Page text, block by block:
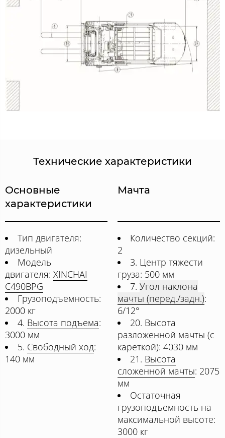
Технические характеристики
Основные
характеристики
Тип двигателя:
дизельный
Модель
двигателя: XINCHAI
C490BPG
Грузоподъемность:
2000 кг
4. Высота подъема:
3000 мм
5. Свободный ход:
140 мм
Мачта
Количество секций:
2
3. Центр тяжести
груза: 500 мм
7. Угол наклона
мачты (перед./задн.):
6/12°
20. Высота
разложенной мачты (с
кареткой): 4030 мм
21. Высота
сложенной мачты: 2075
мм
Остаточная
грузоподъемность на
максимальной высоте:
3000 кг